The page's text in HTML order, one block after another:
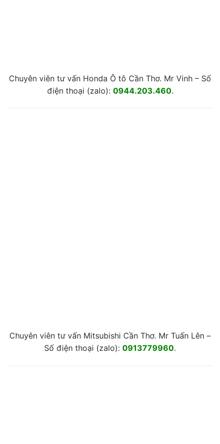
Chuyên viên tư vấn Honda Ô tô Cần Thơ. Mr Vinh – Số
điện thoại (zalo): 0944.203.460.
Chuyên viên tư vấn Mitsubishi Cần Thơ. Mr Tuấn Lên –
Số điện thoại (zalo): 0913779960.